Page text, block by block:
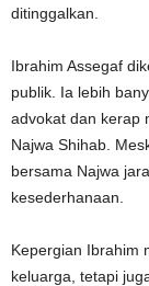
ditinggalkan.
Ibrahim Assegaf
publik. Ia lebih
advokat dan kerap
Najwa Shihab.
bersama Najwa
kesederhanaan.
Kepergian Ibrahim
keluarga, tetapi